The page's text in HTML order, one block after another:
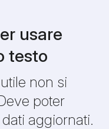
usare
testo
non si
poter
aggiornati.